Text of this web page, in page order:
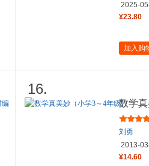
2025-
¥23.80
加入购
16.
数学真
刘勇
2013-
¥14.60